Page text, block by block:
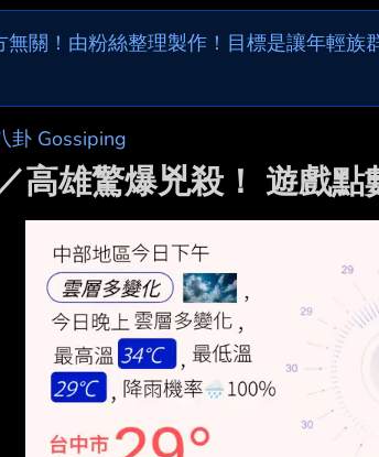
無關！由粉絲整理製作！目標是讓年輕族
卦 Gossiping
高雄驚爆兇殺！ 遊戲